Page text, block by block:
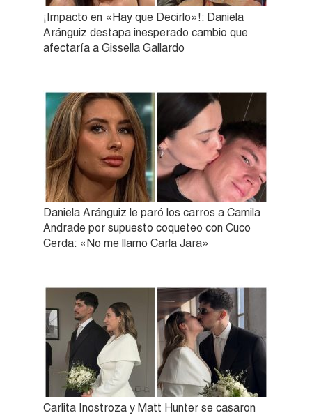
¡Impacto en «Hay que Decirlo»!: Daniela
Aránguiz destapa inesperado cambio que
afectaría a Gissella Gallardo
Daniela Aránguiz le paró los carros a Camila
Andrade por supuesto coqueteo con Cuco
Cerda: «No me llamo Carla Jara»
Carlita Inostroza y Matt Hunter se casaron